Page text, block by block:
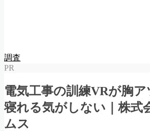
調査
PR
電気工事の訓練VRが胸
寝れる気がしない｜株式
ムス